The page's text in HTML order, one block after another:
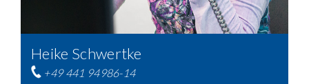
Heike Schwertke
+49 441 94986-14